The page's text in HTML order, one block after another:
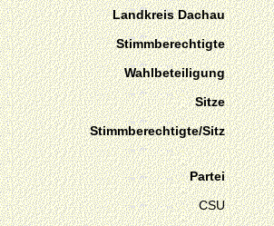
Landkreis Dachau
Stimmberechtigte
Wahlbeteiligung
Sitze
Stimmberechtigte/Sitz
Partei
CSU